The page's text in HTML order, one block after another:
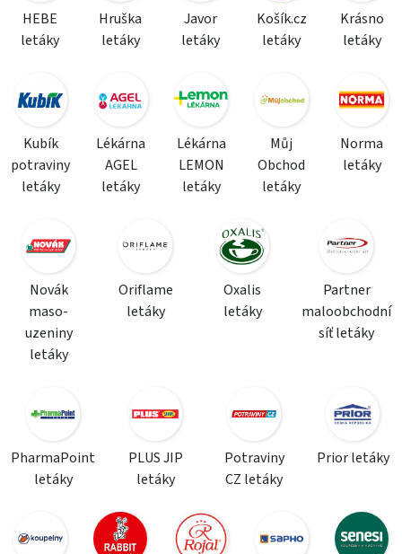
HEBE
letáky
Hruška
letáky
Javor
letáky
Košík.cz
letáky
Krásno
letáky
Kubík
potraviny
letáky
Lékárna
AGEL
letáky
Lékárna
LEMON
letáky
Můj
Obchod
letáky
Norma
letáky
Novák
maso-
uzeniny
letáky
Oriflame
letáky
Oxalis
letáky
Partner
maloobchodní
síť letáky
PharmaPoint
letáky
PLUS JIP
letáky
Potraviny
CZ letáky
Prior letáky